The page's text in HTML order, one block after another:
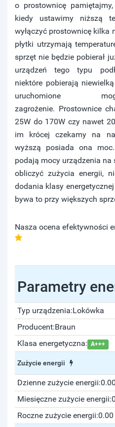
o prostownicę
kiedy ustawimy niższą
wyłączyć prostownicę kilka
płytki utrzymają
sprzęt nie będzie pobierał
urządzeń tego typu
niektóre pobierają
uruchomione
zagrożenie. Prostownice
25W do 170W czy nawet
im krócej czekamy na
wyższą posiada ona
podają mocy urządzenia
obliczyć zużycia energii,
dodania klasy
bywa to przy większych
Nasza ocena efektywności
Parametry
Typ urządzenia:Lokówka
Producent:Braun
Klasa energetyczna: A+++
Zużycie energii
Dzienne zużycie energii:
Miesięczne zużycie energii:
Roczne zużycie energii: